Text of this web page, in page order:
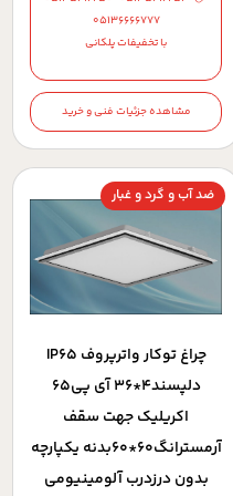
05136666777
با تخفیفات پلکانی
مشاهده جزئیات فنی و خرید
ضد آب و گرد و غبار
چراغ توکار واترپروف IP65
دلپسند4*36 آي پي65
اکريليک جهت سقف
آرمسترانگ60*60بدنه يکپارچه
بدون درزدرب آلومينيومي